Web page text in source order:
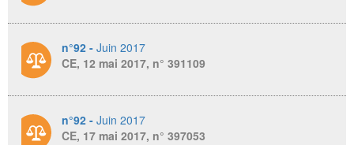
n°92 - Juin 2017
CE, 12 mai 2017, n° 391109
n°92 - Juin 2017
CE, 17 mai 2017, n° 397053